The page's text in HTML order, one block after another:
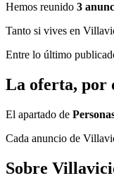
Hemos reunido 3
Tanto si vives en
Entre lo último
La oferta, por
El apartado de
Cada anuncio de
Sobre